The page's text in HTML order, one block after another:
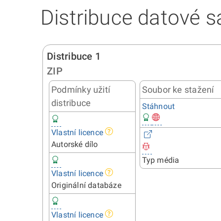
Distribuce datové
Distribuce 1
ZIP
Podmínky užití
distribuce
Vlastní licence
Autorské dílo
Vlastní licence
Originální databáze
Vlastní licence
Soubor ke stažení
Stáhnout
Typ média